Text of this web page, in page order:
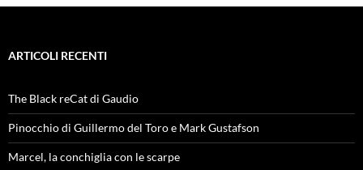
ARTICOLI RECENTI
The Black reCat di Gaudio
Pinocchio di Guillermo del Toro e Mark Gustafson
Marcel, la conchiglia con le scarpe